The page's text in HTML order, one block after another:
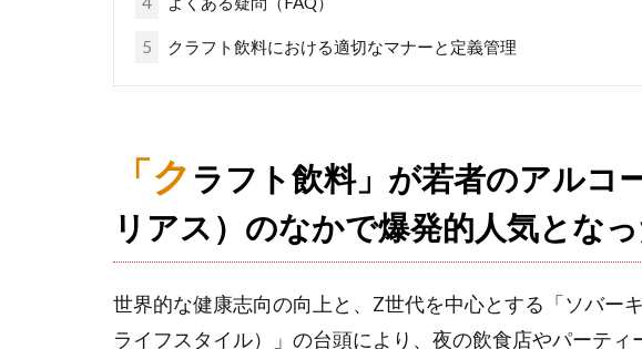
5 クラフト飲料における適切なマナーと定義管理
「ク ラフト飲料」が若者のアルコ
リアス）のなかで爆発的人気とな
世界的な健康志向の向上と、Z世代を中心とする「ソバー
ライフスタイル）」の台頭により、夜の飲食店やパーティ